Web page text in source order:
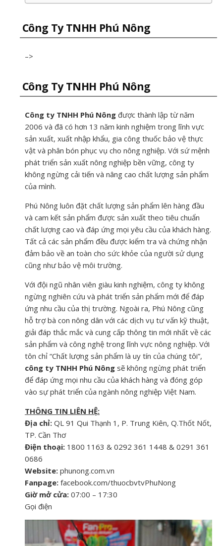
Công Ty TNHH Phú Nông
–>
Công Ty TNHH Phú Nông
Công ty TNHH Phú Nông được thành lập từ năm
2006 và đã có hơn 13 năm kinh nghiệm trong lĩnh vực
sản xuất, xuất nhập khẩu, gia công thuốc bảo vệ thực
vật và phân bón phục vụ cho nông nghiệp. Với sứ mệnh
phát triển sản xuất nông nghiệp bền vững, công ty
không ngừng cải tiến và nâng cao chất lượng sản phẩm
của mình.
Phú Nông luôn đặt chất lượng sản phẩm lên hàng đầu
và cam kết sản phẩm được sản xuất theo tiêu chuẩn
chất lượng cao và đáp ứng mọi yêu cầu của khách hàng.
Tất cả các sản phẩm đều được kiểm tra và chứng nhận
đảm bảo về an toàn cho sức khỏe của người sử dụng
cũng như bảo vệ môi trường.
Với đội ngũ nhân viên giàu kinh nghiệm, công ty không
ngừng nghiên cứu và phát triển sản phẩm mới để đáp
ứng nhu cầu của thị trường. Ngoài ra, Phú Nông cũng
hỗ trợ bà con nông dân với các dịch vụ tư vấn kỹ thuật,
giải đáp thắc mắc và cung cấp thông tin mới nhất về các
sản phẩm và công nghệ trong lĩnh vực nông nghiệp. Với
tôn chỉ “Chất lượng sản phẩm là uy tín của chúng tôi”,
công ty TNHH Phú Nông sẽ không ngừng phát triển
để đáp ứng mọi nhu cầu của khách hàng và đóng góp
vào sự phát triển của ngành nông nghiệp Việt Nam.
THÔNG TIN LIÊN HỆ:
Địa chỉ: QL 91 Qui Thạnh 1, P. Trung Kiên, Q.Thốt Nốt,
TP. Cần Thơ
Điện thoại: 1800 1163 & 0292 361 1448 & 0291 361
0686
Website: phunong.com.vn
Fanpage: facebook.com/thuocbvtvPhuNong
Giờ mở cửa: 07:00 – 17:30
Gọi điện